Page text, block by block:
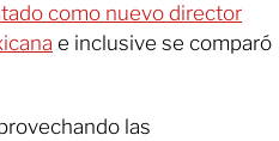
como nuevo director
e inclusive se comparó
las